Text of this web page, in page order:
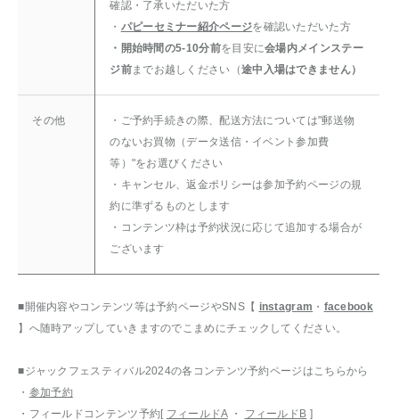
確認・了承いただいた方
・ パピーセミナー紹介ページを確認いただいた方
・開始時間の5-10分前を目安に会場内メインステー
ジ前までお越しください（途中入場はできません）
その他
・ご予約手続きの際、配送方法については"郵送物
のないお買物（データ送信・イベント参加費
等）"をお選びください
・キャンセル、返金ポリシーは参加予約ページの規
約に準ずるものとします
・コンテンツ枠は予約状況に応じて追加する場合が
ございます
■開催内容やコンテンツ等は予約ページやSNS【 instagram ・ facebook
】へ随時アップしていきますのでこまめにチェックしてください。
■ジャックフェスティバル2024の各コンテンツ予約ページはこちらから
・ 参加予約
・フィールドコンテンツ予約[ フィールドA・ フィールドB ]